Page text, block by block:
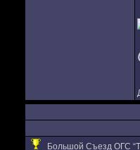
Большой Съезд ОГС